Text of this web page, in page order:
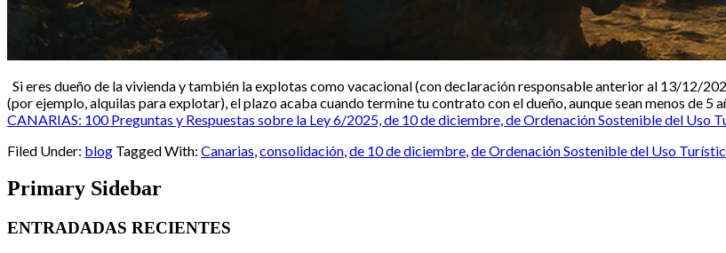
Si eres dueño de la vivienda y también la explotas como vacacional (con declaración responsable anterior al 13/12/
(por ejemplo, alquilas para explotar), el plazo acaba cuando termine tu contrato con el dueño, aunque sean menos de 5
CANARIAS: 100 Preguntas y Respuestas sobre la Ley 6/2025, de 10 de diciembre, de Ordenación Sostenible del Uso
Filed Under: blog Tagged With: Canarias consolidación de 10 de diciembre de Ordenación Sostenible del Uso
Primary Sidebar
ENTRADADAS RECIENTES